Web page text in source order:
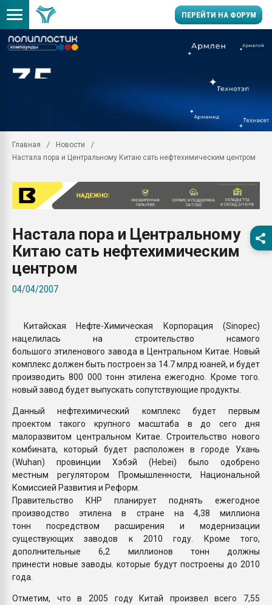
ПЕРЕЙТИ НА ФОРУМ
Вакуум-формовочные
ближайшее
28.07.2026
Всё, что касается
бутылок
Материал
вакуумного
Главная
Новости
Настала пора и Центральному Китаю сать нефтехимическим центром
Настала пора и Центральному
Китаю сать нефтехимическим
центром
04/04/2007
Китайская Нефте-Химическая Корпорация (Sinopec)
нацелилась на строительство нсамого
большого этиленового завода в Центральном Китае. Новый
комплекс должен быть построен за 14.7 млрд юаней, и будет
производить 800 000 тонн этилена ежегодно. Кроме того.
новый завод будет выпускать сопутствующие продукты.
Данный нефтехимический комплекс будет первым
проектом такого крупного масштаба в до сего дня
малоразвитом центральном Китае. Строительство нового
комбината, который будет расположен в городе Ухань
(Wuhan) провинции Хэбэй (Hebei) было одобрено
местным регулятором Промышленности, Национальной
Комиссией Развития и Реформ.
Правительство КНР планирует поднять ежегодное
производство этилена в стране на 4,38 миллиона
тонн посредством расширения и модернизации
существующих заводов к 2010 году. Кроме того,
дополнительные 6,2 миллионов тонн должны
принести новые заводы. которые будут построены до 2010
года.
Отметим, что в 2005 году Китай произвел всего 7,55